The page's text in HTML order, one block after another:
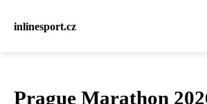
inlinesport.cz
Prague Marathon